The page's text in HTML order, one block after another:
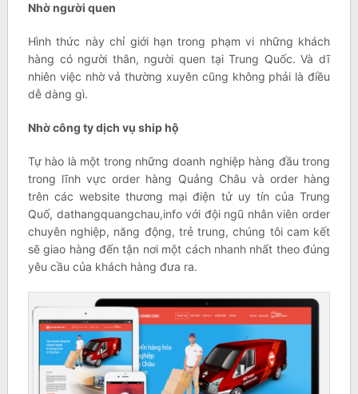
Nhờ người quen
Hình thức này chỉ giới hạn trong phạm vi những khách
hàng có người thân, người quen tại Trung Quốc. Và dĩ
nhiên việc nhờ vả thường xuyên cũng không phải là điều
dễ dàng gì.
Nhờ công ty dịch vụ ship hộ
Tự hào là một trong những doanh nghiệp hàng đầu trong
trong lĩnh vực order hàng Quảng Châu và order hàng
trên các website thương mại điện tử uy tín của Trung
Quố, dathangquangchau,info với đội ngũ nhân viên order
chuyên nghiệp, năng động, trẻ trung, chúng tôi cam kết
sẽ giao hàng đến tận nơi một cách nhanh nhất theo đúng
yêu cầu của khách hàng đưa ra.